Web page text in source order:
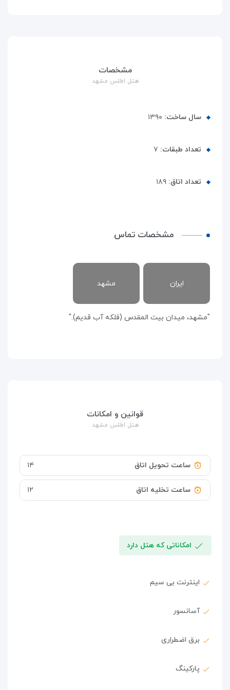
مشخصات
هتل اطلس مشهد
سال ساخت: ۱۳۹۰
تعداد طبقات: ۷
تعداد اتاق: ۱۸۹
مشخصات تماس
ایران مشهد
"مشهد، میدان بیت المقدس (فلکه آب قدیم)."
قوانین و امکانات
هتل اطلس مشهد
ساعت تحویل اتاق ۱۴
ساعت تخلیه اتاق ۱۲
امکاناتی که هتل دارد
اینترنت بی سیم
آسانسور
برق اضطراری
پارکینگ